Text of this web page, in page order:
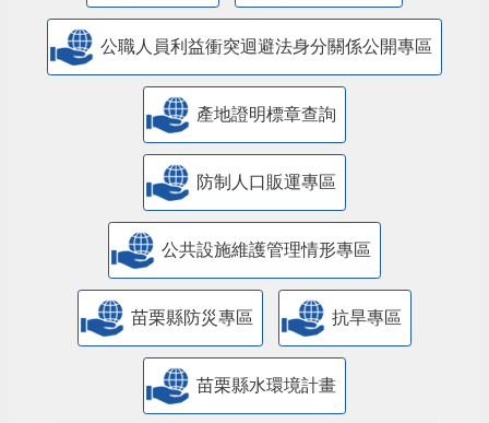
公職人員利益衝突迴避法身分關係公開專區
產地證明標章查詢
防制人口販運專區
​公共設施維護管理情形專區
苗栗縣防災專區 抗旱專區
苗栗縣水環境計畫